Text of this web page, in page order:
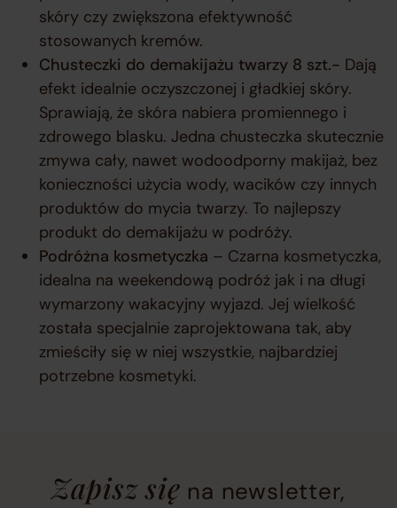
skóry czy zwiększona efektywność
stosowanych kremów.
Chusteczki do demakijażu twarzy 8 szt.- Dają
efekt idealnie oczyszczonej i gładkiej skóry.
Sprawiają, że skóra nabiera promiennego i
zdrowego blasku. Jedna chusteczka skutecznie
zmywa cały, nawet wodoodporny makijaż, bez
konieczności użycia wody, wacików czy innych
produktów do mycia twarzy. To najlepszy
produkt do demakijażu w podróży.
Podróżna kosmetyczka – Czarna kosmetyczka,
idealna na weekendową podróż jak i na długi
wymarzony wakacyjny wyjazd. Jej wielkość
została specjalnie zaprojektowana tak, aby
zmieściły się w niej wszystkie, najbardziej
potrzebne kosmetyki.
Zapisz się na newsletter,
subscription